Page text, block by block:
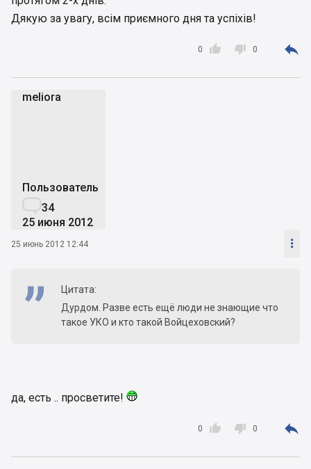
Дякую за увагу, всім приємного дня та успіхів!

0  0 
meliora
Пользователь
34
25 июня 2012
25 июнь 2012 12:44 
Цитата:
Дурдом. Разве есть ещё люди не знающие что
такое УКО и кто такой Войцеховский?
да, есть .. просветите!

0  0 